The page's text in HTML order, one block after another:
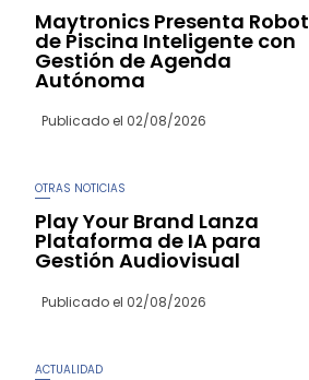
Maytronics Presenta Robot
de Piscina Inteligente con
Gestión de Agenda
Autónoma
Publicado el 02/08/2026
OTRAS NOTICIAS
Play Your Brand Lanza
Plataforma de IA para
Gestión Audiovisual
Publicado el 02/08/2026
ACTUALIDAD